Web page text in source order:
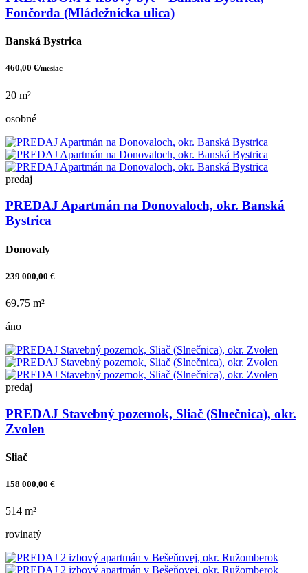
Fončorda (Mládežnícka ulica)
Banská Bystrica
460,00 €/mesiac
20 m²
osobné
predaj
PREDAJ Apartmán na Donovaloch, okr. Banská
Bystrica
Donovaly
239 000,00 €
69.75 m²
áno
predaj
PREDAJ Stavebný pozemok, Sliač (Slnečnica), okr.
Zvolen
Sliač
158 000,00 €
514 m²
rovinatý